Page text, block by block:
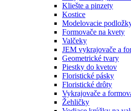
Kliešte a pinzety
Kostice
Modelovacie
Formovače na kvety
Valčeky
JEM vykrajovače a
Geometrické tvary
Piestky do kvetov
Floristické pásky
Floristické drôty
Vykrajovače a
Žehličky